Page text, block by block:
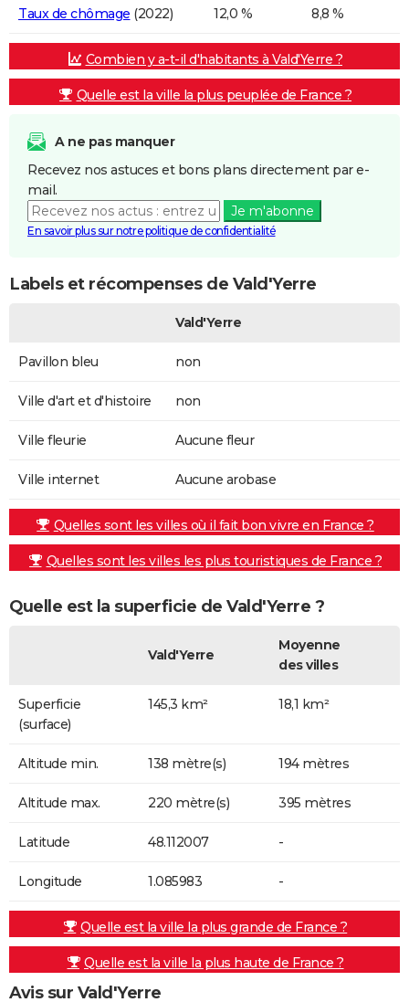
Taux de chômage (2022) 12,0 % 8,8 %
Combien y a-t-il d'habitants à Vald'Yerre ?
Quelle est la ville la plus peuplée de France ?
A ne pas manquer
Recevez nos astuces et bons plans directement par e-
mail.
Je m'abonne
En savoir plus sur notre politique de confidentialité
Labels et récompenses de Vald'Yerre
Vald'Yerre
Pavillon bleu non
Ville d'art et d'histoire non
Ville fleurie Aucune fleur
Ville internet Aucune arobase
Quelles sont les villes où il fait bon vivre en France ?
Quelles sont les villes les plus touristiques de France ?
Quelle est la superficie de Vald'Yerre ?
Vald'Yerre
Moyenne
des villes
Superficie
(surface)
145,3 km² 18,1 km²
Altitude min. 138 mètre(s) 194 mètres
Altitude max. 220 mètre(s) 395 mètres
Latitude 48.112007 -
Longitude 1.085983 -
Quelle est la ville la plus grande de France ?
Quelle est la ville la plus haute de France ?
Avis sur Vald'Yerre